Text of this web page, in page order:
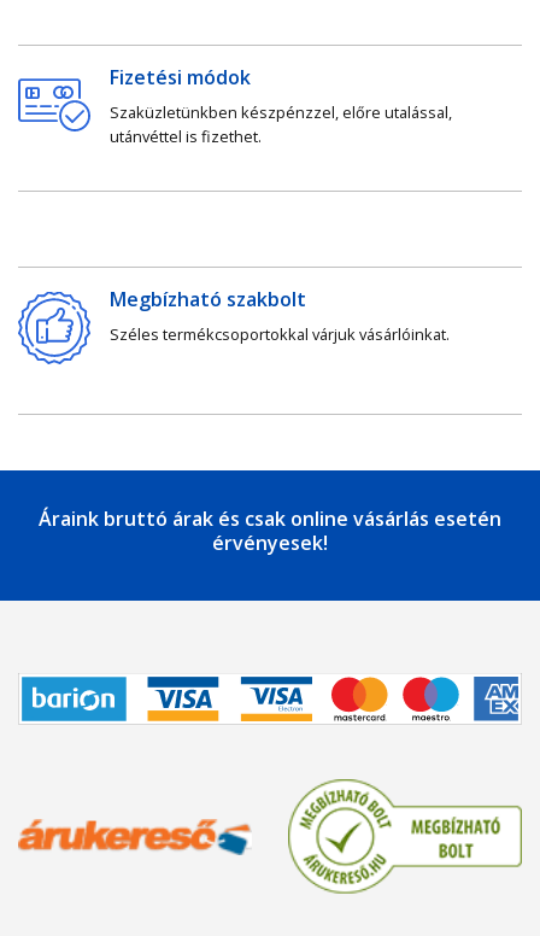
Fizetési módok
Szaküzletünkben készpénzzel, előre utalással,
utánvéttel is fizethet.
Megbízható szakbolt
Széles termékcsoportokkal várjuk vásárlóinkat.
Áraink bruttó árak és csak online vásárlás esetén
érvényesek!